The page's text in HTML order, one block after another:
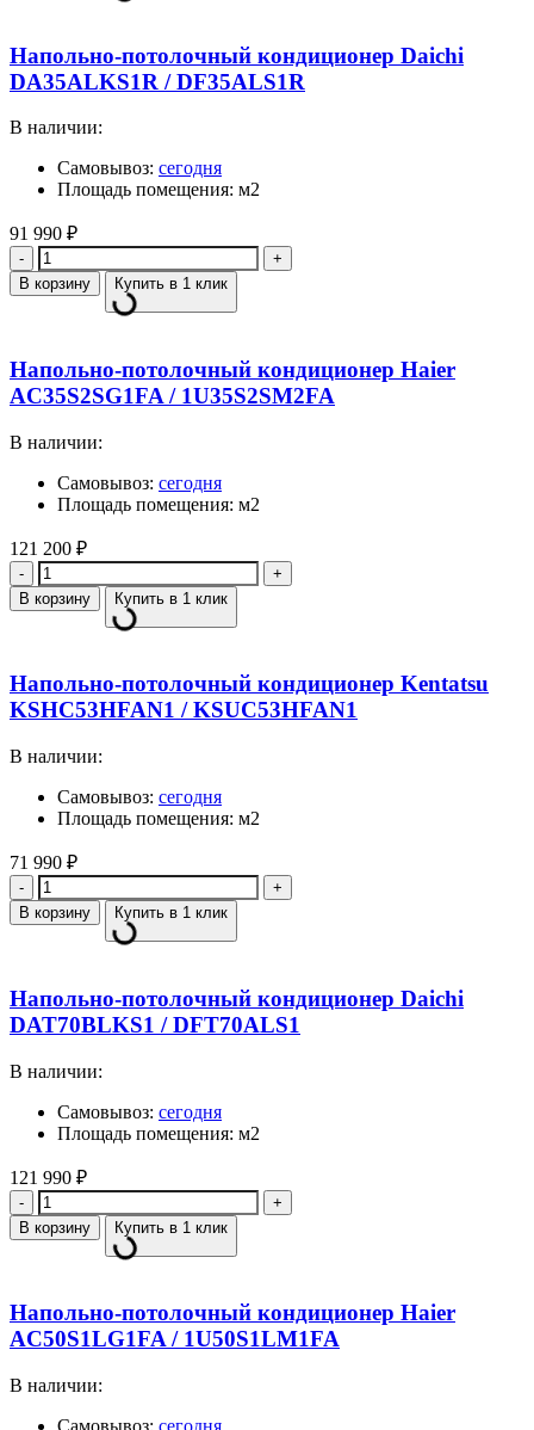
Напольно-потолочный кондиционер Daichi
DA35ALKS1R / DF35ALS1R
В наличии:
Самовывоз: сегодня
Площадь помещения: м2
91 990 ₽
Количество
В корзину Купить в 1 клик
Напольно-потолочный кондиционер Haier
AC35S2SG1FA / 1U35S2SM2FA
В наличии:
Самовывоз: сегодня
Площадь помещения: м2
121 200 ₽
Количество
В корзину Купить в 1 клик
Напольно-потолочный кондиционер Kentatsu
KSHC53HFAN1 / KSUC53HFAN1
В наличии:
Самовывоз: сегодня
Площадь помещения: м2
71 990 ₽
Количество
В корзину Купить в 1 клик
Напольно-потолочный кондиционер Daichi
DAT70BLKS1 / DFT70ALS1
В наличии:
Самовывоз: сегодня
Площадь помещения: м2
121 990 ₽
Количество
В корзину Купить в 1 клик
Напольно-потолочный кондиционер Haier
AC50S1LG1FA / 1U50S1LM1FA
В наличии:
Самовывоз: сегодня